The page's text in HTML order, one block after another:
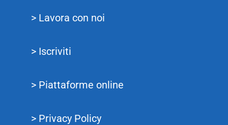
> Lavora con noi
> Iscriviti
> Piattaforme online
> Privacy Policy